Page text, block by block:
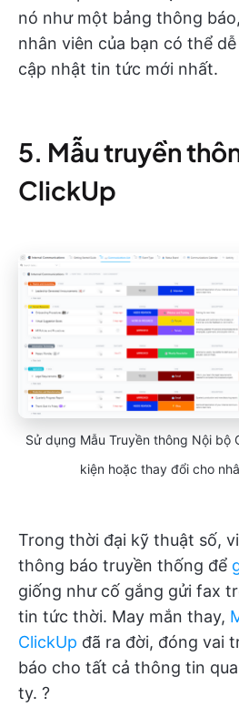
nó như một bảng thông
nhân viên của bạn có thể
cập nhật tin tức mới nhất.
5. Mẫu truyền
ClickUp
Sử dụng Mẫu Truyền thông Nội bộ
kiện hoặc thay đổi cho
Trong thời đại kỹ thuật số,
thông báo truyền thống để
giống như cố gắng gửi fax
tin tức thời. May mắn thay,
ClickUp đã ra đời, đóng vai
báo cho tất cả thông tin
ty. ?